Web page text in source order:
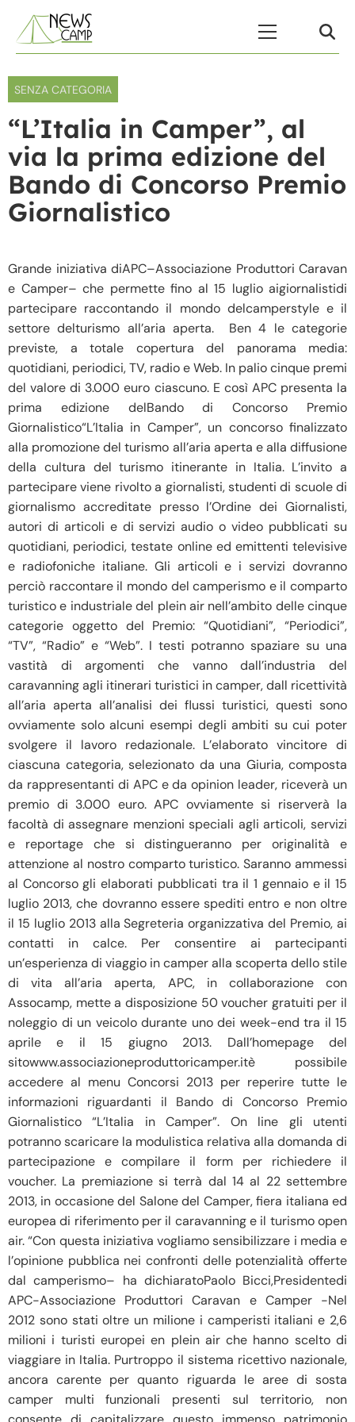
SENZA CATEGORIA
“L’Italia in Camper”, al
via la prima edizione del
Bando di Concorso Premio
Giornalistico
Grande iniziativa diAPC–Associazione Produttori Caravan
e Camper– che permette fino al 15 luglio aigiornalistidi
partecipare raccontando il mondo delcamperstyle e il
settore delturismo all’aria aperta. Ben 4 le categorie
previste, a totale copertura del panorama media:
quotidiani, periodici, TV, radio e Web. In palio cinque premi
del valore di 3.000 euro ciascuno. E così APC presenta la
prima edizione delBando di Concorso Premio
Giornalistico“L’Italia in Camper”, un concorso finalizzato
alla promozione del turismo all’aria aperta e alla diffusione
della cultura del turismo itinerante in Italia. L’invito a
partecipare viene rivolto a giornalisti, studenti di scuole di
giornalismo accreditate presso l’Ordine dei Giornalisti,
autori di articoli e di servizi audio o video pubblicati su
quotidiani, periodici, testate online ed emittenti televisive
e radiofoniche italiane. Gli articoli e i servizi dovranno
perciò raccontare il mondo del camperismo e il comparto
turistico e industriale del plein air nell’ambito delle cinque
categorie oggetto del Premio: “Quotidiani”, “Periodici”,
“TV”, “Radio” e “Web”. I testi potranno spaziare su una
vastità di argomenti che vanno dall’industria del
caravanning agli itinerari turistici in camper, dall ricettività
all’aria aperta all’analisi dei flussi turistici, questi sono
ovviamente solo alcuni esempi degli ambiti su cui poter
svolgere il lavoro redazionale. L’elaborato vincitore di
ciascuna categoria, selezionato da una Giuria, composta
da rappresentanti di APC e da opinion leader, riceverà un
premio di 3.000 euro. APC ovviamente si riserverà la
facoltà di assegnare menzioni speciali agli articoli, servizi
e reportage che si distingueranno per originalità e
attenzione al nostro comparto turistico. Saranno ammessi
al Concorso gli elaborati pubblicati tra il 1 gennaio e il 15
luglio 2013, che dovranno essere spediti entro e non oltre
il 15 luglio 2013 alla Segreteria organizzativa del Premio, ai
contatti in calce. Per consentire ai partecipanti
un’esperienza di viaggio in camper alla scoperta dello stile
di vita all’aria aperta, APC, in collaborazione con
Assocamp, mette a disposizione 50 voucher gratuiti per il
noleggio di un veicolo durante uno dei week-end tra il 15
aprile e il 15 giugno 2013. Dall’homepage del
sitowww.associazioneproduttoricamper.itè possibile
accedere al menu Concorsi 2013 per reperire tutte le
informazioni riguardanti il Bando di Concorso Premio
Giornalistico “L’Italia in Camper”. On line gli utenti
potranno scaricare la modulistica relativa alla domanda di
partecipazione e compilare il form per richiedere il
voucher. La premiazione si terrà dal 14 al 22 settembre
2013, in occasione del Salone del Camper, fiera italiana ed
europea di riferimento per il caravanning e il turismo open
air. “Con questa iniziativa vogliamo sensibilizzare i media e
l’opinione pubblica nei confronti delle potenzialità offerte
dal camperismo– ha dichiaratoPaolo Bicci,Presidentedi
APC-Associazione Produttori Caravan e Camper -Nel
2012 sono stati oltre un milione i camperisti italiani e 2,6
milioni i turisti europei en plein air che hanno scelto di
viaggiare in Italia. Purtroppo il sistema ricettivo nazionale,
ancora carente per quanto riguarda le aree di sosta
camper multi funzionali presenti sul territorio, non